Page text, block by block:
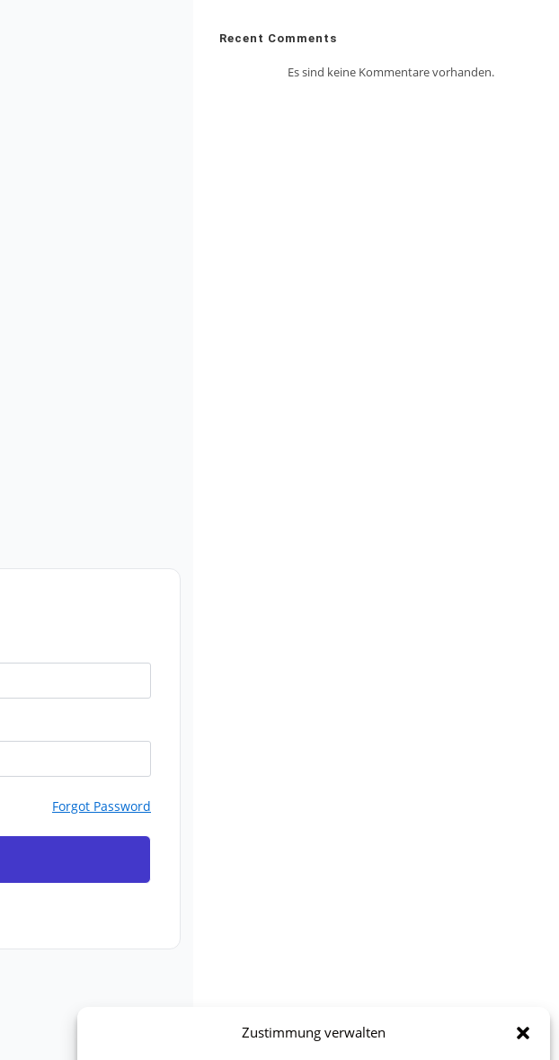
Zustimmung verwalten
Forgot Password
Recent Comments
Es sind keine Kommentare vorhanden.